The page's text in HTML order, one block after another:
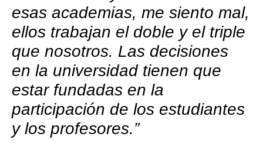
esas academias, me siento mal,
ellos trabajan el doble y el triple
que nosotros. Las decisiones
en la universidad tienen que
estar fundadas en la
participación de los estudiantes
y los profesores.”